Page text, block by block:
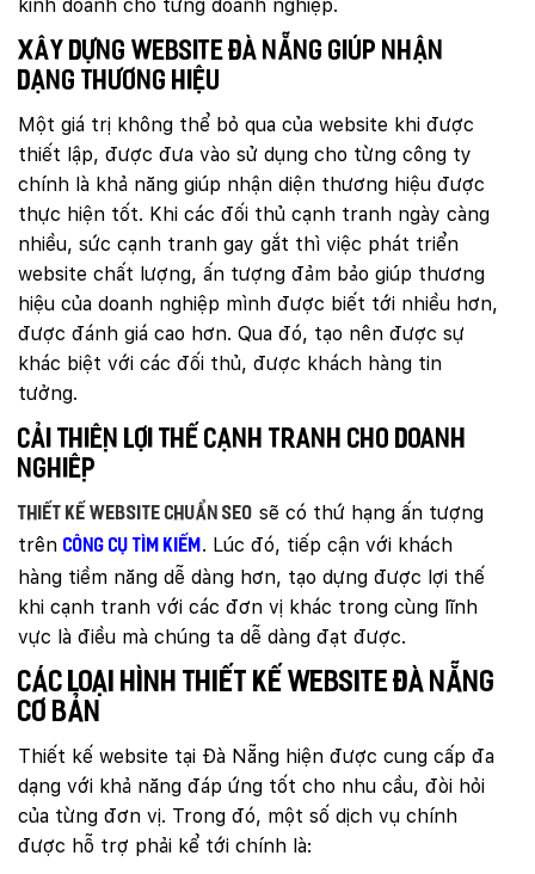
kinh doanh cho từng doanh nghiệp.
Xây dựng website Đà Nẵng giúp nhận
dạng thương hiệu
Một giá trị không thể bỏ qua của website khi được
thiết lập, được đưa vào sử dụng cho từng công ty
chính là khả năng giúp nhận diện thương hiệu được
thực hiện tốt. Khi các đối thủ cạnh tranh ngày càng
nhiều, sức cạnh tranh gay gắt thì việc phát triển
website chất lượng, ấn tượng đảm bảo giúp thương
hiệu của doanh nghiệp mình được biết tới nhiều hơn,
được đánh giá cao hơn. Qua đó, tạo nên được sự
khác biệt với các đối thủ, được khách hàng tin
tưởng.
Cải thiện lợi thế cạnh tranh cho doanh
nghiệp
Thiết kế website chuẩn SEO sẽ có thứ hạng ấn tượng
trên công cụ tìm kiếm . Lúc đó, tiếp cận với khách
hàng tiềm năng dễ dàng hơn, tạo dựng được lợi thế
khi cạnh tranh với các đơn vị khác trong cùng lĩnh
vực là điều mà chúng ta dễ dàng đạt được.
Các loại hình thiết kế website Đà Nẵng
cơ bản
Thiết kế website tại Đà Nẵng hiện được cung cấp đa
dạng với khả năng đáp ứng tốt cho nhu cầu, đòi hỏi
của từng đơn vị. Trong đó, một số dịch vụ chính
được hỗ trợ phải kể tới chính là: